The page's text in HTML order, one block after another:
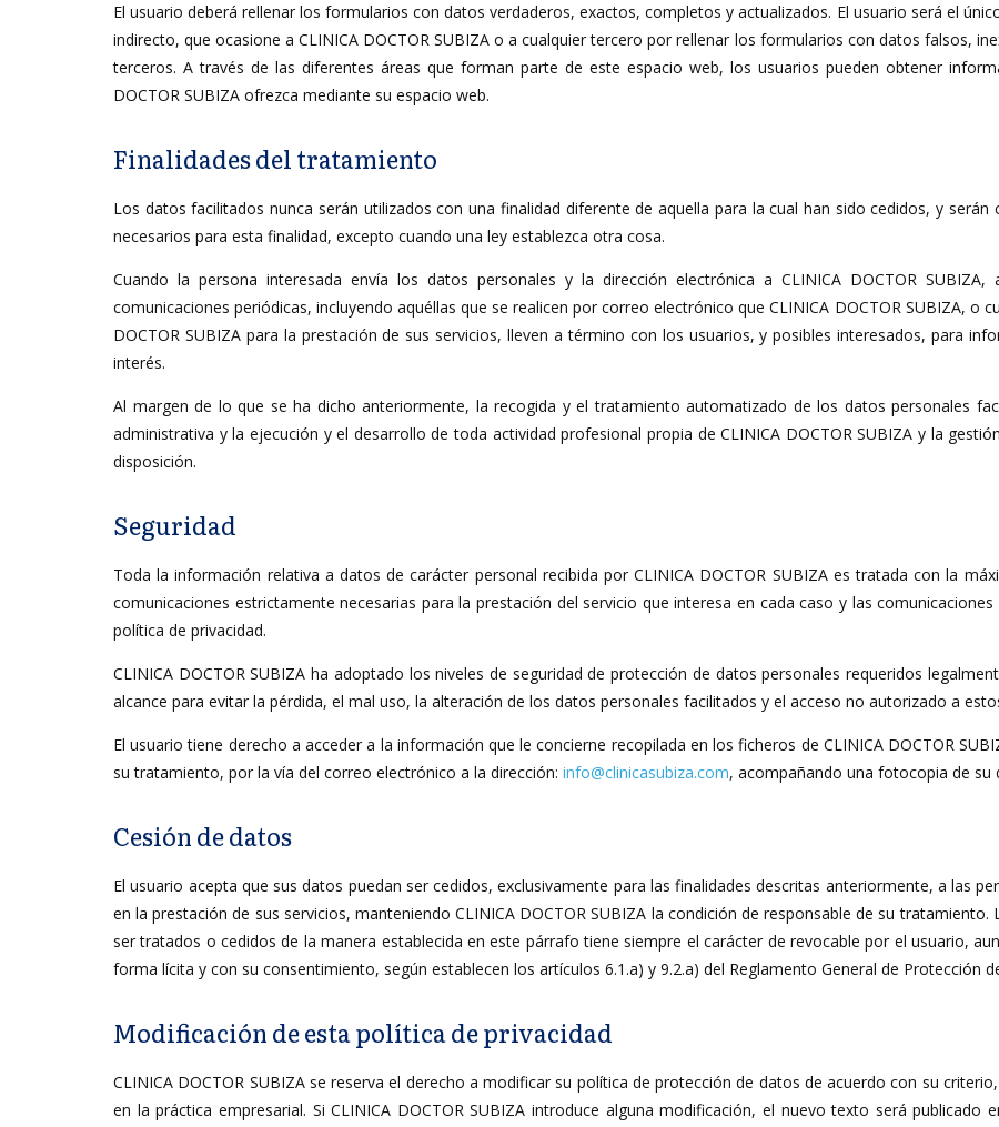
El usuario deberá rellenar los formularios con datos verdaderos, exactos, completos y actualizados. El usuario será el
indirecto, que ocasione a CLINICA DOCTOR SUBIZA o a cualquier tercero por rellenar los formularios con datos falsos,
terceros. A través de las diferentes áreas que forman parte de este espacio web, los usuarios pueden obtener
DOCTOR SUBIZA ofrezca mediante su espacio web.
Finalidades del tratamiento
Los datos facilitados nunca serán utilizados con una finalidad diferente de aquella para la cual han sido cedidos, y
necesarios para esta finalidad, excepto cuando una ley establezca otra cosa.
Cuando la persona interesada envía los datos personales y la dirección electrónica a CLINICA DOCTOR
comunicaciones periódicas, incluyendo aquéllas que se realicen por correo electrónico que CLINICA DOCTOR SUBIZA, o
DOCTOR SUBIZA para la prestación de sus servicios, lleven a término con los usuarios, y posibles interesados, para
interés.
Al margen de lo que se ha dicho anteriormente, la recogida y el tratamiento automatizado de los datos personales
administrativa y la ejecución y el desarrollo de toda actividad profesional propia de CLINICA DOCTOR SUBIZA y la
disposición.
Seguridad
Toda la información relativa a datos de carácter personal recibida por CLINICA DOCTOR SUBIZA es tratada con la
comunicaciones estrictamente necesarias para la prestación del servicio que interesa en cada caso y las
política de privacidad.
CLINICA DOCTOR SUBIZA ha adoptado los niveles de seguridad de protección de datos personales requeridos
alcance para evitar la pérdida, el mal uso, la alteración de los datos personales facilitados y el acceso no autorizado a
El usuario tiene derecho a acceder a la información que le concierne recopilada en los ficheros de CLINICA DOCTOR
su tratamiento, por la vía del correo electrónico a la dirección: info@clinicasubiza.com, acompañando una fotocopia de su
Cesión de datos
El usuario acepta que sus datos puedan ser cedidos, exclusivamente para las finalidades descritas anteriormente, a las
en la prestación de sus servicios, manteniendo CLINICA DOCTOR SUBIZA la condición de responsable de su
ser tratados o cedidos de la manera establecida en este párrafo tiene siempre el carácter de revocable por el usuario,
forma lícita y con su consentimiento, según establecen los artículos 6.1.a) y 9.2.a) del Reglamento General de Protección
Modificación de esta política de privacidad
CLINICA DOCTOR SUBIZA se reserva el derecho a modificar su política de protección de datos de acuerdo con su
en la práctica empresarial. Si CLINICA DOCTOR SUBIZA introduce alguna modificación, el nuevo texto será